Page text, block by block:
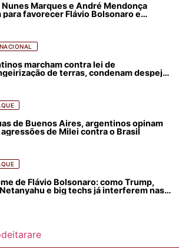
Nunes Marques e André Mendonça
para favorecer Flávio Bolsonaro e
marcham contra lei de
de terras, condenam despejos
de Buenos Aires, argentinos opinam
de Milei contra o Brasil
de Flávio Bolsonaro: como Trump,
e big techs já interferem nas